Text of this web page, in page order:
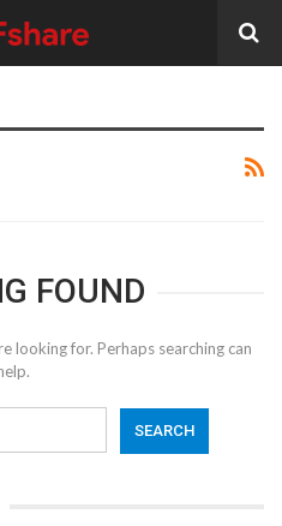
FOUND
looking for. Perhaps searching can